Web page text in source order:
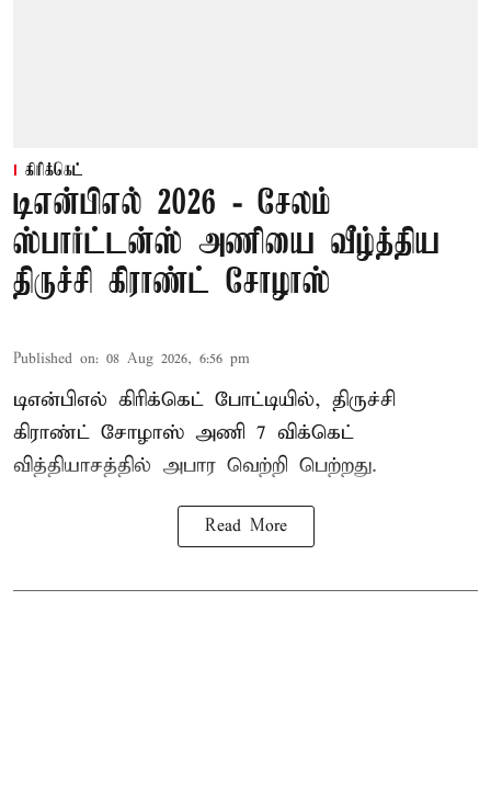
கிரிக்கெட்
டிஎன்பிஎல் 2026 - சேலம்
ஸ்பார்ட்டன்ஸ் அணியை வீழ்த்திய
திருச்சி கிராண்ட் சோழாஸ்
Published on: 08 Aug 2026, 6:56 pm
டிஎன்பிஎல் கிரிக்கெட் போட்டியில், திருச்சி
கிராண்ட் சோழாஸ் அணி 7 விக்கெட்
வித்தியாசத்தில் அபார வெற்றி பெற்றது.
Read More